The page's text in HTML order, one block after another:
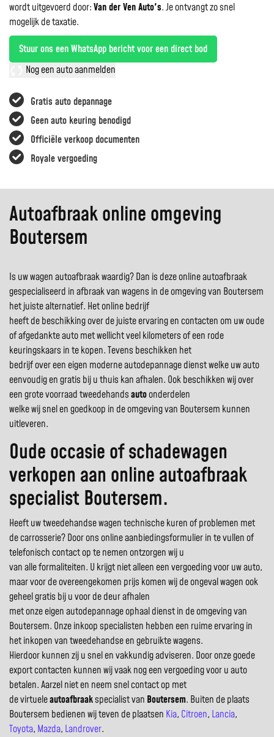
Gratis auto depannage
Geen auto keuring benodigd
Officiële verkoop documenten
Royale vergoeding
wordt uitgevoerd door:Van der Ven Auto's.Je ontvangt zo snel
mogelijk de taxatie.
Stuur ons een WhatsApp bericht voor een direct bod
Nog een auto aanmelden
Autoafbraak online omgeving
Boutersem
Is uw wagen autoafbraak waardig? Dan is deze online autoafbraak
gespecialiseerd in afbraak van wagens in de omgeving van Boutersem
het juiste alternatief. Het online bedrijf
heeft de beschikking over de juiste ervaring en contacten om uw oude
of afgedankte auto met wellicht veel kilometers of een rode
keuringskaars in te kopen. Tevens beschikken het
bedrijf over een eigen moderne autodepannage dienst welke uw auto
eenvoudig en gratis bij u thuis kan afhalen. Ook beschikken wij over
een grote voorraad tweedehandsautoonderdelen
welke wij snel en goedkoop in de omgeving van Boutersem kunnen
uitleveren.
Oude occasie of schadewagen
verkopen aan online autoafbraak
specialist Boutersem.
Heeft uw tweedehandse wagen technische kuren of problemen met
de carrosserie? Door ons online aanbiedingsformulier in te vullen of
telefonisch contact op te nemen ontzorgen wij u
van alle formaliteiten. U krijgt niet alleen een vergoeding voor uw auto,
maar voor de overeengekomen prijs komen wij de ongeval wagen ook
geheel gratis bij u voor de deur afhalen
met onze eigen autodepannage ophaal dienst in de omgeving van
Boutersem. Onze inkoop specialisten hebben een ruime ervaring in
het inkopen van tweedehandse en gebruikte wagens.
Hierdoor kunnen zij u snel en vakkundig adviseren. Door onze goede
export contacten kunnen wij vaak nog een vergoeding voor u auto
betalen. Aarzel niet en neem snel contact op met
de virtueleautoafbraakspecialist van Boutersem. Buiten de plaats
Boutersem bedienen wij teven de plaatsen Kia, Citroen, Lancia,
Toyota, Mazda, Landrover.